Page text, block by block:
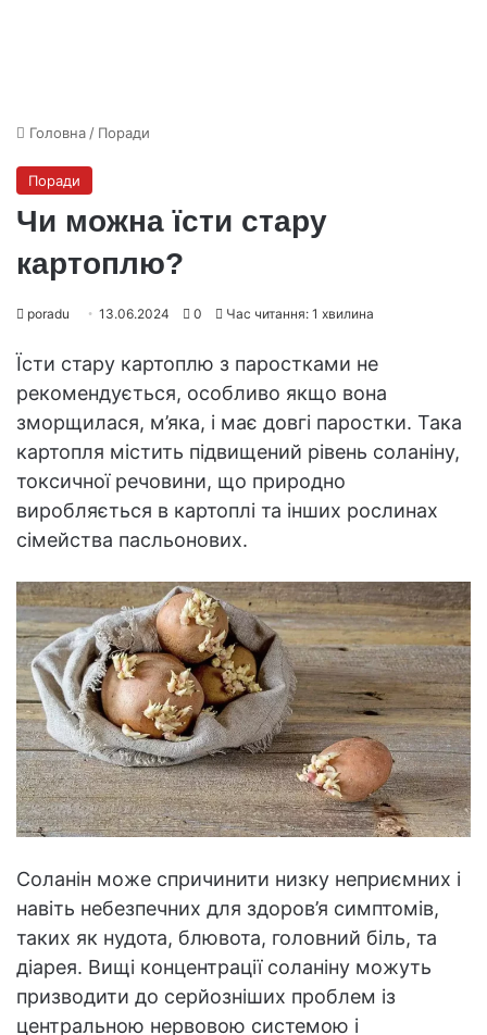
Головна / Поради
Поради
Чи можна їсти стару
картоплю?
poradu 13.06.2024 0 Час читання: 1 хвилина
Їсти стару картоплю з паростками не
рекомендується, особливо якщо вона
зморщилася, м’яка, і має довгі паростки. Така
картопля містить підвищений рівень соланіну,
токсичної речовини, що природно
виробляється в картоплі та інших рослинах
сімейства пасльонових.
Соланін може спричинити низку неприємних і
навіть небезпечних для здоров’я симптомів,
таких як нудота, блювота, головний біль, та
діарея. Вищі концентрації соланіну можуть
призводити до серйозніших проблем із
центральною нервовою системою і